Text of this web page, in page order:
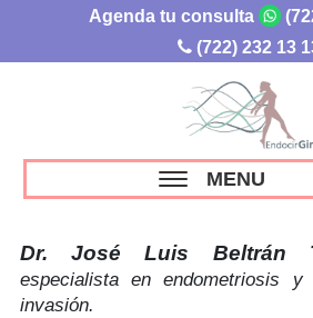
Agenda tu consulta
(722) 232 13
MENU
Dr. José Luis Beltrán
especialista en endometriosis
invasión.